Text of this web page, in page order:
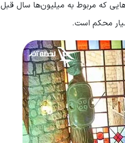
که مربوط به میلیون‌ها سال قبل
محکم است.